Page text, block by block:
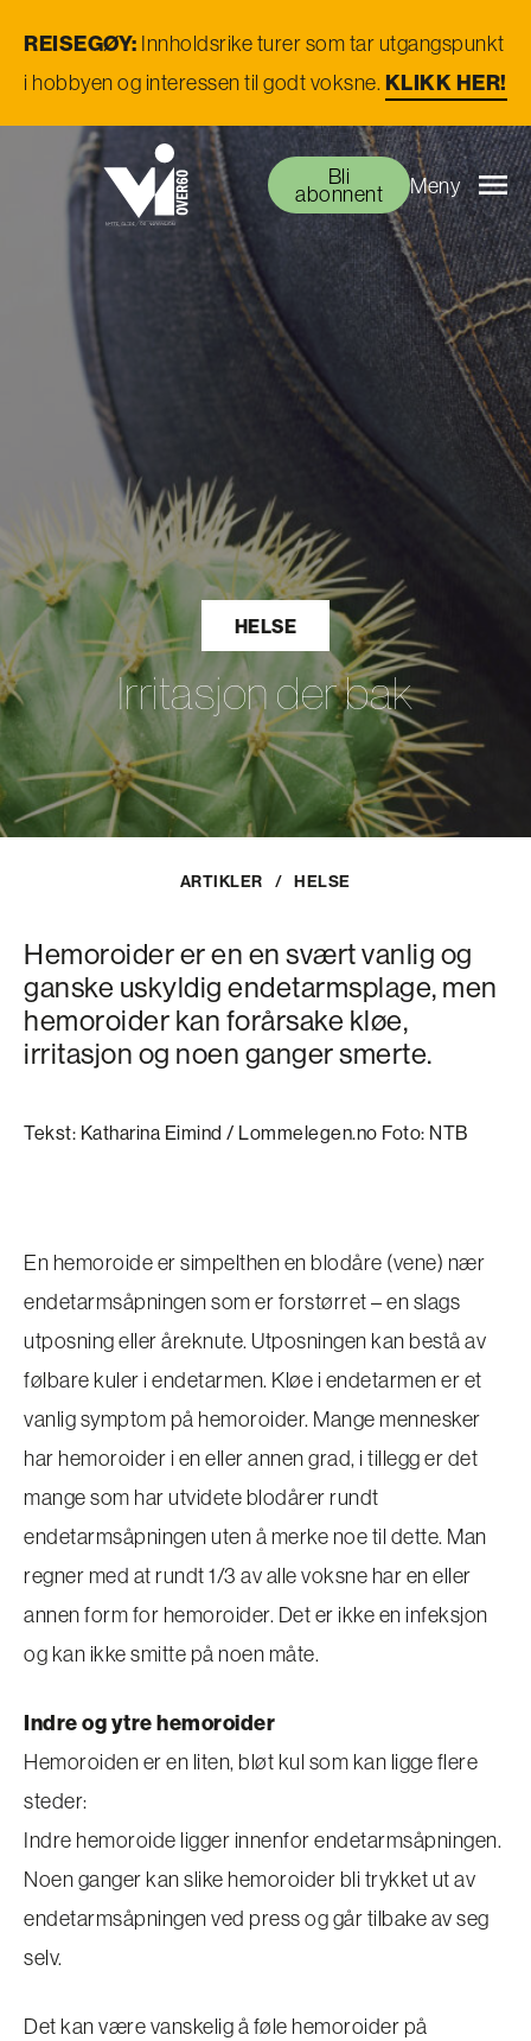
REISEGØY: Innholdsrike turer som tar utgangspunkt
i hobbyen og interessen til godt voksne.KLIKK HER!
Bli
abonnent Meny
HELSE
Irritasjon der bak
ARTIKLER / HELSE
Hemoroider er en en svært vanlig og
ganske uskyldig endetarmsplage, men
hemoroider kan forårsake kløe,
irritasjon og noen ganger smerte.
Tekst: Katharina Eimind / Lommelegen.no Foto: NTB
En hemoroide er simpelthen en blodåre (vene) nær
endetarmsåpningen som er forstørret – en slags
utposning eller åreknute. Utposningen kan bestå av
følbare kuler i endetarmen. Kløe i endetarmen er et
vanlig symptom på hemoroider. Mange mennesker
har hemoroider i en eller annen grad, i tillegg er det
mange som har utvidete blodårer rundt
endetarmsåpningen uten å merke noe til dette. Man
regner med at rundt 1/3 av alle voksne har en eller
annen form for hemoroider. Det er ikke en infeksjon
og kan ikke smitte på noen måte.
Indre og ytre hemoroider
Hemoroiden er en liten, bløt kul som kan ligge flere
steder:
Indre hemoroide ligger innenfor endetarmsåpningen.
Noen ganger kan slike hemoroider bli trykket ut av
endetarmsåpningen ved press og går tilbake av seg
selv.
Det kan være vanskelig å føle hemoroider på